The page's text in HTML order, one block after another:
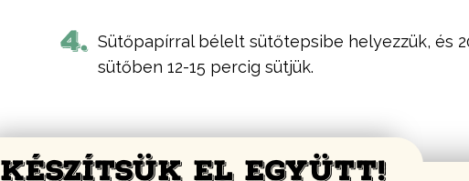
4. Sütőpapírral bélelt sütőtepsibe helyezzük, és
sütőben 12-15 percig sütjük.
KÉSZÍTSÜK EL EGYÜTT!